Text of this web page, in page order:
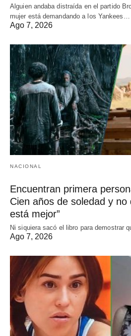
Alguien andaba distraída en el partido
mujer está demandando a los Yankees…
Ago 7, 2026
NACIONAL
Encuentran primera
Cien años de soledad y no
está mejor”
Ni siquiera sacó el libro para demostrar
Ago 7, 2026